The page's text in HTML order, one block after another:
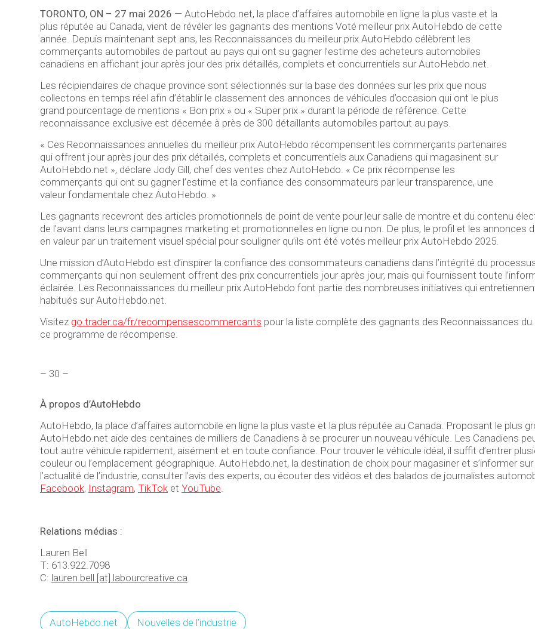
TORONTO, ON – 27 mai 2026 — AutoHebdo.net, la place d’affaires automobile en ligne la plus vaste et la
plus réputée au Canada, vient de révéler les gagnants des mentions Voté meilleur prix AutoHebdo de cette
année. Depuis maintenant sept ans, les Reconnaissances du meilleur prix AutoHebdo célèbrent les
commerçants automobiles de partout au pays qui ont su gagner l’estime des acheteurs automobiles
canadiens en affichant jour après jour des prix détaillés, complets et concurrentiels sur AutoHebdo.net.
Les récipiendaires de chaque province sont sélectionnés sur la base des données sur les prix que nous
collectons en temps réel afin d’établir le classement des annonces de véhicules d’occasion qui ont le plus
grand pourcentage de mentions « Bon prix » ou « Super prix » durant la période de référence. Cette
reconnaissance exclusive est décernée à près de 300 détaillants automobiles partout au pays.
« Ces Reconnaissances annuelles du meilleur prix AutoHebdo récompensent les commerçants partenaires
qui offrent jour après jour des prix détaillés, complets et concurrentiels aux Canadiens qui magasinent sur
AutoHebdo.net », déclare Jody Gill, chef des ventes chez AutoHebdo. « Ce prix récompense les
commerçants qui ont su gagner l’estime et la confiance des consommateurs par leur transparence, une
valeur fondamentale chez AutoHebdo. »
Les gagnants recevront des articles promotionnels de point de vente pour leur salle de montre et du contenu
de l’avant dans leurs campagnes marketing et promotionnelles en ligne ou non. De plus, le profil et les
en valeur par un traitement visuel spécial pour souligner qu’ils ont été votés meilleur prix AutoHebdo 2025.
Une mission d’AutoHebdo est d’inspirer la confiance des consommateurs canadiens dans l’intégrité du
commerçants qui non seulement offrent des prix concurrentiels jour après jour, mais qui fournissent toute
éclairée. Les Reconnaissances du meilleur prix AutoHebdo font partie des nombreuses initiatives qui
habitués sur AutoHebdo.net.
Visitez go.trader.ca/fr/recompensescommercants pour la liste complète des gagnants des Reconnaissances
ce programme de récompense.
– 30 –
À propos d’AutoHebdo
AutoHebdo, la place d’affaires automobile en ligne la plus vaste et la plus réputée au Canada. Proposant le plus
AutoHebdo.net aide des centaines de milliers de Canadiens à se procurer un nouveau véhicule. Les Canadiens
tout autre véhicule rapidement, aisément et en toute confiance. Pour trouver le véhicule idéal, il suffit d’entrer
couleur ou l’emplacement géographique. AutoHebdo.net, la destination de choix pour magasiner et s’informer
l’actualité de l’industrie, consulter l’avis des experts, ou écouter des vidéos et des balados de journalistes
Facebook, Instagram, TikTok et YouTube
Relations médias :
Lauren Bell
T: 613.922.7098
C: lauren.bell [at] labourcreative.ca
AutoHebdo.net Nouvelles de l’industrie